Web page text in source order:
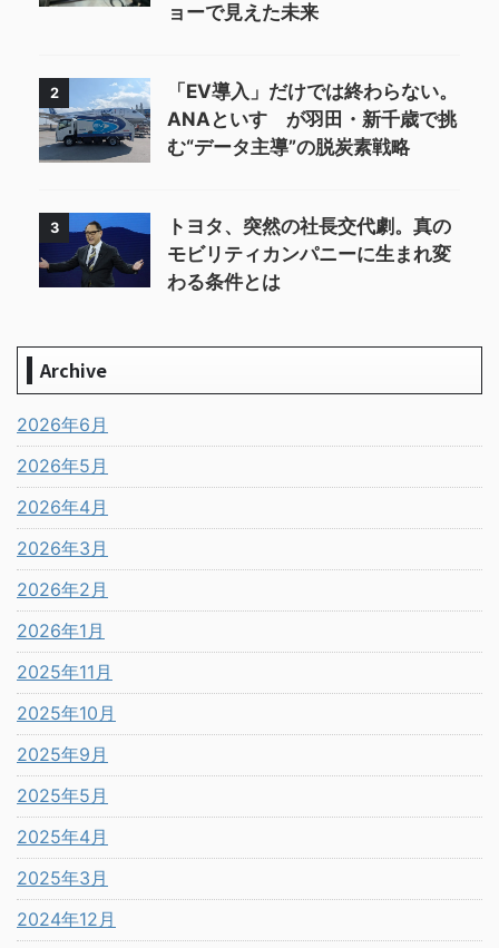
ョーで見えた未来
2
「EV導入」だけでは終わらない。
ANAといすゞが羽田・新千歳で挑
む“データ主導”の脱炭素戦略
3
トヨタ、突然の社長交代劇。真の
モビリティカンパニーに生まれ変
わる条件とは
Archive
2026年6月
2026年5月
2026年4月
2026年3月
2026年2月
2026年1月
2025年11月
2025年10月
2025年9月
2025年5月
2025年4月
2025年3月
2024年12月